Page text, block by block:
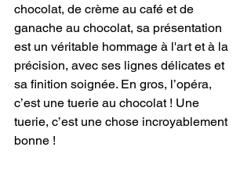
chocolat, de crème au café et de
ganache au chocolat, sa présentation
est un véritable hommage à l'art et à la
précision, avec ses lignes délicates et
sa finition soignée. En gros, l’opéra,
c’est une tuerie au chocolat ! Une
tuerie, c’est une chose incroyablement
bonne !